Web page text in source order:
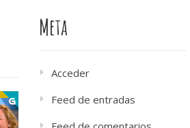
Meta
Acceder
Feed de entradas